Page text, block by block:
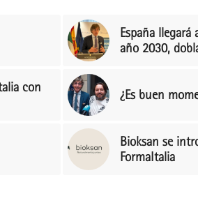
España
año 2030,
con
¿Es buen
Bioksan se
FormaItalia